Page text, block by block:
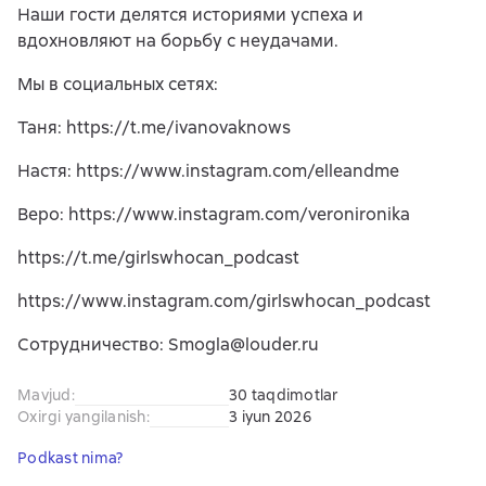
Наши гости делятся историями успеха и
вдохновляют на борьбу с неудачами.
Мы в социальных сетях:
Таня: https://t.me/ivanovaknows
Настя: https://www.instagram.com/elleandme
Веро: https://www.instagram.com/veronironika
https://t.me/girlswhocan_podcast
https://www.instagram.com/girlswhocan_podcast
Сотрудничество: Smogla@louder.ru
Mavjud:
30 taqdimotlar
Oxirgi yangilanish: 3 iyun 2026
Podkast nima?